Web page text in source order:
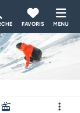
FAVORIS MENU